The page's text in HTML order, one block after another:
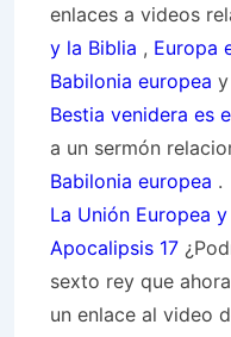
enlaces a videos
y la Biblia , Europa
Babilonia europea y
Bestia venidera es
a un sermón
Babilonia europea .
La Unión Europea
Apocalipsis 17
sexto rey que
un enlace al video